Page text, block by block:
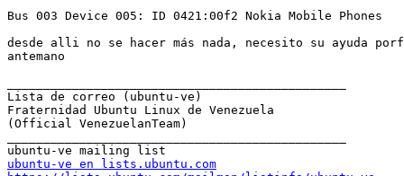
Bus 003 Device 005: ID 0421:00f2 Nokia Mobile Phones
desde alli no se hacer más nada, necesito su ayuda
antemano
Lista de correo (ubuntu-ve)
Fraternidad Ubuntu Linux de Venezuela
(Official VenezuelanTeam)
ubuntu-ve en lists.ubuntu.com